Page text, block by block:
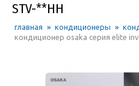
STV-**HH
главная » кондиционеры »
кондиционер osaka серия elite